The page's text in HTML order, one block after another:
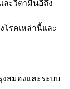
ละวิตามินอีถึง
โรคเหล่านี้และ
สมองและระบบ